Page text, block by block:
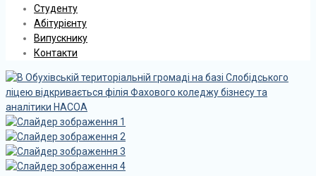
Студенту
Абітурієнту
Випускнику
Контакти